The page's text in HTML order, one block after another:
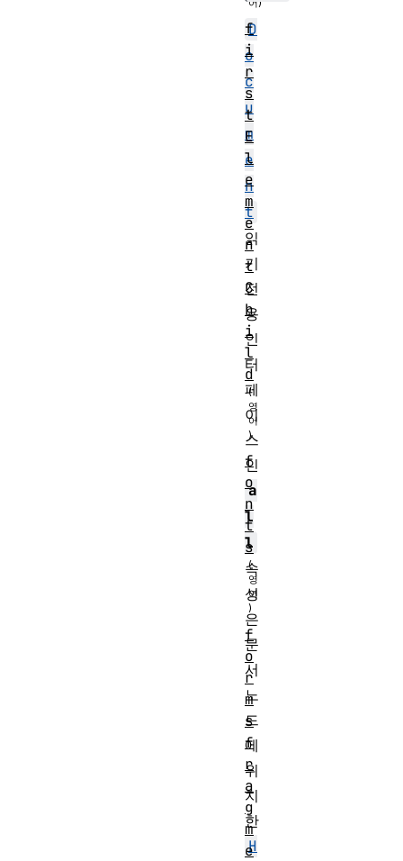
D
o
c
u
m
e
n
t
읽
기
전
용
인
터
페
이
스
인
a
l
l
속
성
은
문
서
노
드
에
위
치
한
H
f
i
r
s
t
E
l
e
m
e
n
t
C
h
i
l
d
f
o
n
t
s
f
o
r
m
s
f
r
a
g
m
e